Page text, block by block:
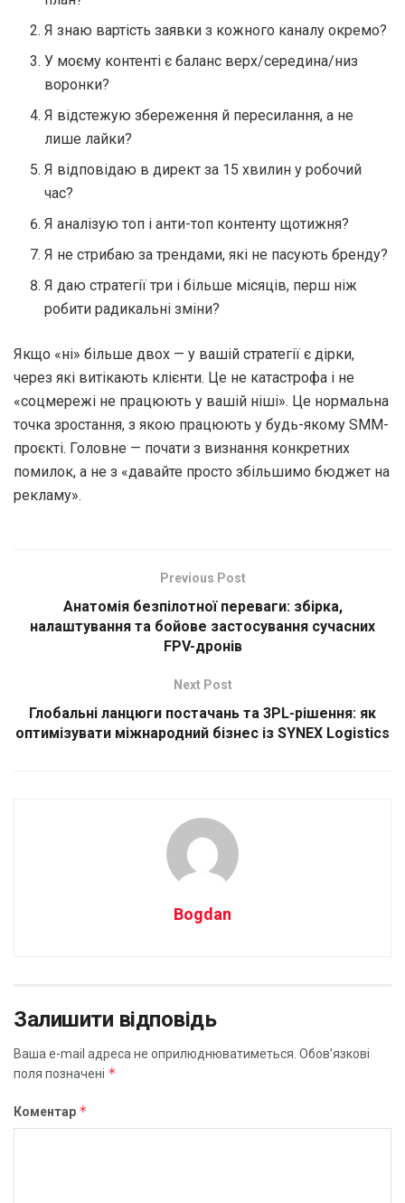
Я знаю вартість заявки з кожного каналу окремо?
У моєму контенті є баланс верх/середина/низ
воронки?
Я відстежую збереження й пересилання, а не
лише лайки?
Я відповідаю в директ за 15 хвилин у робочий
час?
Я аналізую топ і анти-топ контенту щотижня?
Я не стрибаю за трендами, які не пасують бренду?
Я даю стратегії три і більше місяців, перш ніж
робити радикальні зміни?
Якщо «ні» більше двох — у вашій стратегії є дірки,
через які витікають клієнти. Це не катастрофа і не
«соцмережі не працюють у вашій ніші». Це нормальна
точка зростання, з якою працюють у будь-якому SMM-
проєкті. Головне — почати з визнання конкретних
помилок, а не з «давайте просто збільшимо бюджет на
рекламу».
Previous Post
Анатомія безпілотної переваги: збірка,
налаштування та бойове застосування сучасних
FPV-дронів
Next Post
Глобальні ланцюги постачань та 3PL-рішення: як
оптимізувати міжнародний бізнес із SYNEX Logistics
Bogdan
Залишити відповідь
Ваша e-mail адреса не оприлюднюватиметься. Обов’язкові
поля позначені *
Коментар *